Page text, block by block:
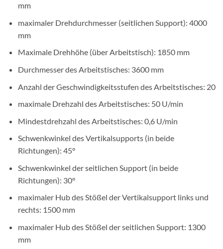
mm
maximaler Drehdurchmesser (seitlichen Support): 4000
mm
Maximale Drehhöhe (über Arbeitstisch): 1850 mm
Durchmesser des Arbeitstisches: 3600 mm
Anzahl der Geschwindigkeitsstufen des Arbeitstisches: 20
maximale Drehzahl des Arbeitstisches: 50 U/min
Mindestdrehzahl des Arbeitstisches: 0,6 U/min
Schwenkwinkel des Vertikalsupports (in beide
Richtungen): 45°
Schwenkwinkel der seitlichen Support (in beide
Richtungen): 30°
maximaler Hub des Stößel der Vertikalsupport links und
rechts: 1500 mm
maximaler Hub des Stößel der seitlichen Support: 1300
mm